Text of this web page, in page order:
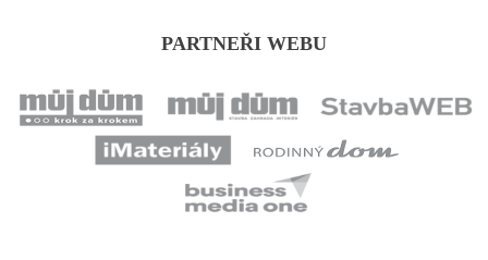
PARTNEŘI WEBU